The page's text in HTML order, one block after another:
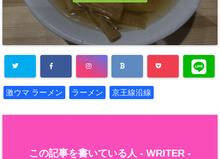
激ウマ ラーメン ラーメン 京王線沿線
この記事を書いている人 - WRITER -